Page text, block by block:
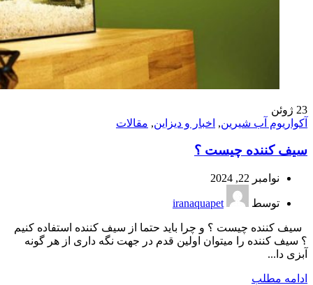
23 ژوئن
آکواریوم آب شیرین, اخبار و دیزاین, مقالات
سیف کننده چیست ؟
نوامبر 22, 2024
توسط iranaquapet
سيف كننده چيست ؟ و چرا بايد حتما از سيف كننده استفاده كنيم
؟ سيف كننده را ميتوان اولين قدم در جهت نگه داری از هر گونه
آبزی دا...
ادامه مطلب